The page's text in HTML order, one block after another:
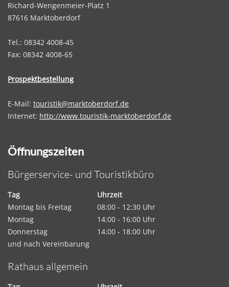
Richard-Wengenmeier-Platz 1
87616 Marktoberdorf
Tel.: 08342 4008-45
Fax: 08342 4008-65
Prospektbestellung
E-Mail: touristik@marktoberdorf.de
Internet: http://www.touristik-marktoberdorf.de
Öffnungszeiten
Bürgerservice- und Touristikbüro
Tag
Uhrzeit
Montag bis Freitag
08:00 - 12:30 Uhr
Montag
14:00 - 16:00 Uhr
Donnerstag
14:00 - 18:00 Uhr
und nach Vereinbarung
Rathaus allgemein